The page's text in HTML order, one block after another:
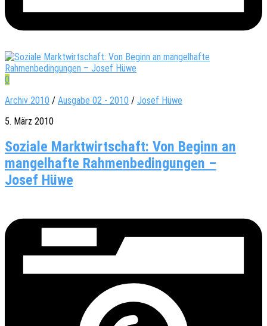
0
Archiv 2010 / Ausgabe 02 - 2010 / Josef Hüwe
5. März 2010
Soziale Marktwirtschaft: Von Beginn an
mangelhafte Rahmenbedingungen –
Josef Hüwe